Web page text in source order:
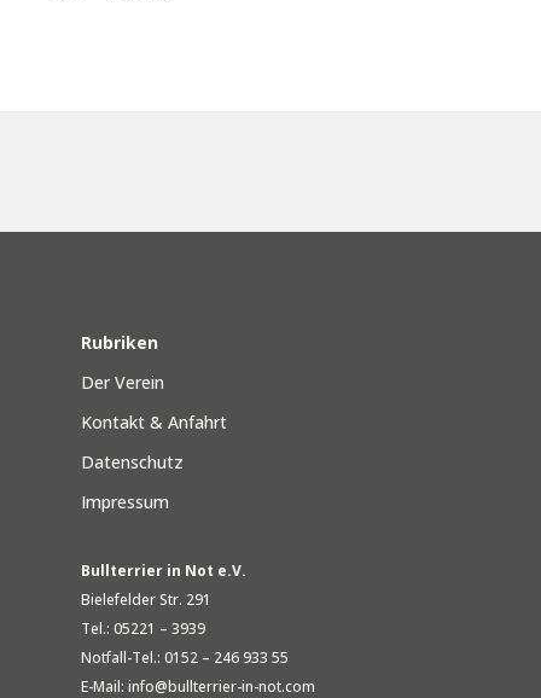
Rubriken
Der Verein
Kontakt & Anfahrt
Datenschutz
Impressum
Bullterrier in Not e.V.
Bielefelder Str. 291
Tel.: 05221 – 3939
Notfall-Tel.: 0152 – 246 933 55
E-Mail: info@bullterrier-in-not.com